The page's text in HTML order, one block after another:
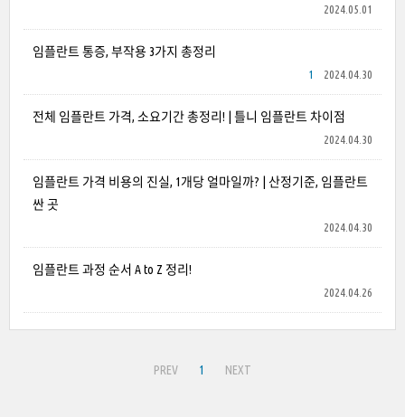
2024.05.01
임플란트 통증, 부작용 3가지 총정리
2024.04.30
1
전체 임플란트 가격, 소요기간 총정리! | 틀니 임플란트 차이점
2024.04.30
임플란트 가격 비용의 진실, 1개당 얼마일까? | 산정기준, 임플란트
싼 곳
2024.04.30
임플란트 과정 순서 A to Z 정리!
2024.04.26
PREV 1 NEXT